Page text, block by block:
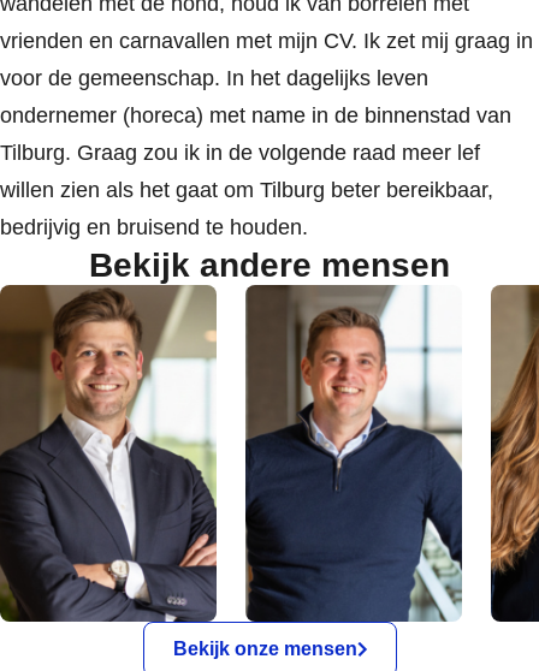
vrienden en carnavallen met mijn CV. Ik zet mij graag in
voor de gemeenschap. In het dagelijks leven
ondernemer (horeca) met name in de binnenstad van
Tilburg. Graag zou ik in de volgende raad meer lef
willen zien als het gaat om Tilburg beter bereikbaar,
bedrijvig en bruisend te houden.
Bekijk andere mensen
Bekijk onze mensen